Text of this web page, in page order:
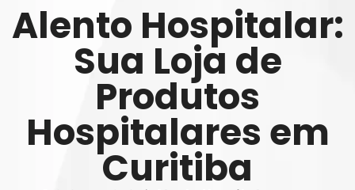
Alento Hospitalar:
Sua Loja de
Produtos
Hospitalares em
Curitiba